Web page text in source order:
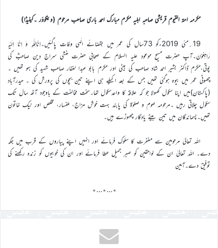
مکرمہ امۃ القیوم قریشی صاحبہ اہلیہ مکرم مبارک احمد باری صاحب مرحوم (وینکوؤر ۔کینیڈا)
19؍مئی 2019ءکو 73سال کی عمر میں بقضائے الٰہی وفات پاگئیں۔اِنَّالِلّٰہِ وَ اِنَّا اِلَیْہِ
رَاجِعُوْنَ۔آپ حضرت مسیح موعود علیہ السلام کے صحابی حضرت منشی سراج دین صاحبؓ کی
پوتی،مکرم ڈاکٹر بشیر احمد شاد صاحب کی بیٹی اور مکرم بابو عبدا لغفار صاحب شہید کی بہو تھیں ۔
چھوٹی عمر میں بیوہ ہوگئی تھیں جس کے بعد اکیلے ہی اپنے تین بچوں کی پرورش کی ۔ حیدرآباد
(پاکستان)میں اپنا سکول کھولا جو کہ علاقہ کا واحدسکول تھا۔سخت مخالفت کے باوجود آٹھ سال تک
سکول چلاتی رہیں ۔مرحومہ صوم و صلوٰۃ کی پابند بہت خوش مزاج، ملنسار، مخلص اور نیک خاتون
تھیں۔پسماندگان میں تین بیٹے یادگار چھوڑے ہیں۔
اللہ تعالیٰ مرحومین سے مغفرت کا سلوک فرمائے اور انہیں اپنے پیاروں کے قرب میں جگہ
دے۔ اللہ تعالیٰ ان کے لواحقین کو صبر جمیل عطا فرمائے اور ان کی خوبیوں کو زندہ رکھنے کی
توفیق دے۔آمین
٭…٭…٭